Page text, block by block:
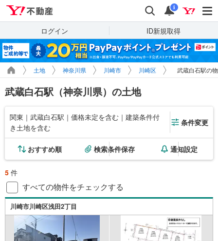
検索 通知
i
ログイン ID新規取得
土地 神奈川県 川崎市 川崎区 武蔵白石駅の
武蔵白石駅（神奈川県）の土地
関東｜武蔵白石駅｜価格未定を含む｜建築条件付
き土地を含む
条件変更
おすすめ順 検索条件保存 通知設定
5 件
すべての物件をチェックする
川崎市川崎区浅田2丁目